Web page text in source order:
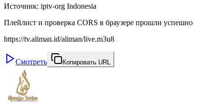
Источник: iptv-org Indonesia
Плейлист и проверка CORS в браузере прошли успешно
https://tv.aliman.id/aliman/live.m3u8
Смотреть Копировать URL